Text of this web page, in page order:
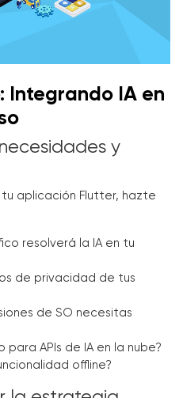
Integrando IA en
y
aplicación Flutter, hazte
resolverá la IA en tu
de privacidad de tus
de SO necesitas
para APIs de IA en la nube?
offline?